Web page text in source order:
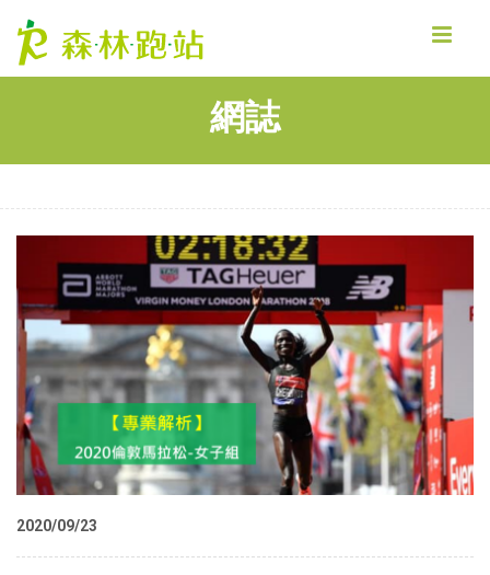
網誌
2020/09/23